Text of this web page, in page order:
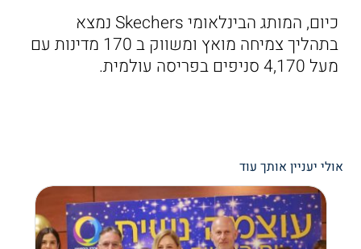
כיום, המותג הבינלאומי Skechers נמצא
בתהליך צמיחה מואץ ומשווק ב 170 מדינות עם
מעל 4,170 סניפים בפריסה עולמית.
אולי יעניין אותך עוד